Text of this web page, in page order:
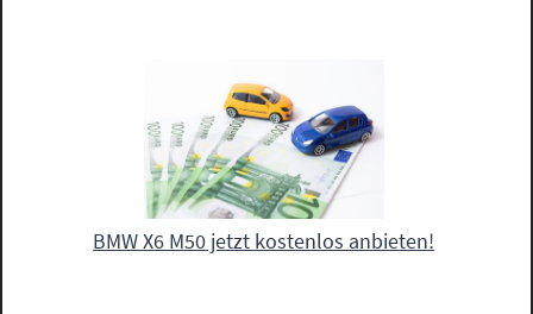
BMW X6 M50 jetzt kostenlos anbieten!